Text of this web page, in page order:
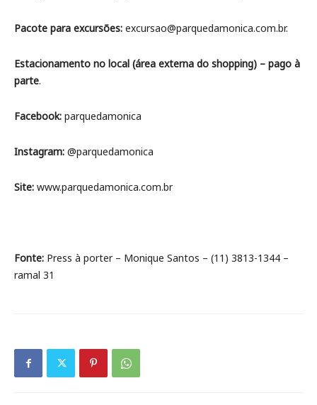
Pacote para excursões: excursao@parquedamonica.com.br.
Estacionamento no local (área externa do shopping) – pago à
parte.
Facebook: parquedamonica
Instagram: @parquedamonica
Site: www.parquedamonica.com.br
Fonte: Press à porter – Monique Santos – (11) 3813-1344 –
ramal 31